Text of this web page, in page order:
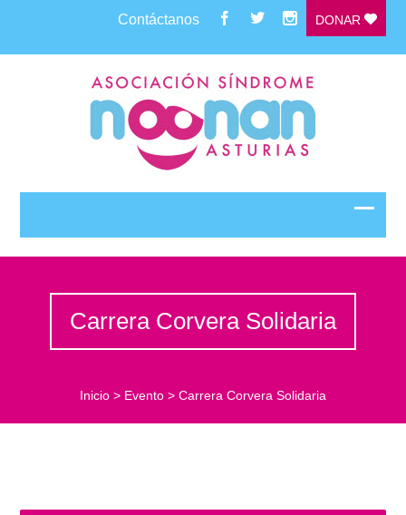
Contáctanos DONAR
Carrera Corvera Solidaria
Inicio> Evento> Carrera Corvera Solidaria